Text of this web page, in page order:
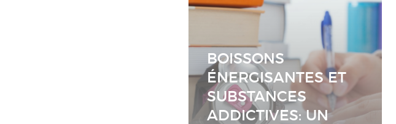
BOISSONS
ÉNERGISANTES ET
SUBSTANCES
ADDICTIVES: UN